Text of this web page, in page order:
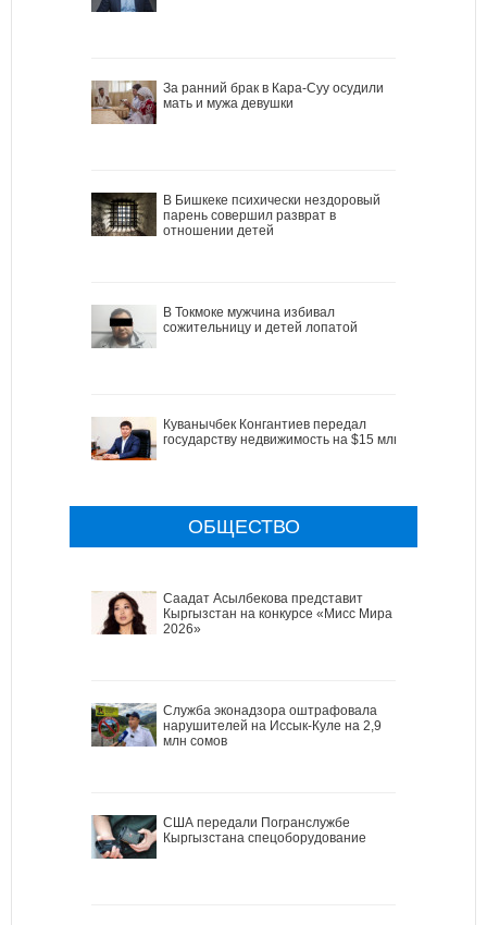
За ранний брак в Кара-Суу осудили
мать и мужа девушки
В Бишкеке психически нездоровый
парень совершил разврат в
отношении детей
В Токмоке мужчина избивал
сожительницу и детей лопатой
Куванычбек Конгантиев передал
государству недвижимость на $15 млн
ОБЩЕСТВО
Саадат Асылбекова представит
Кыргызстан на конкурсе «Мисс Мира
2026»
Служба эконадзора оштрафовала
нарушителей на Иссык-Куле на 2,9
млн сомов
США передали Погранслужбе
Кыргызстана спецоборудование